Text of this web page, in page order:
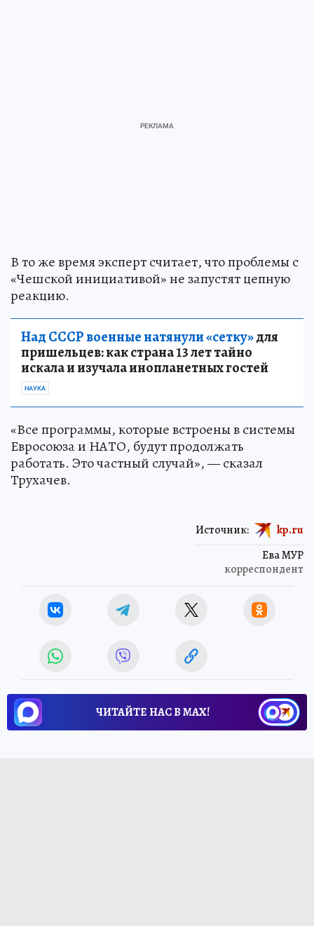
В то же время эксперт считает, что проблемы с
«Чешской инициативой» не запустят цепную
реакцию.
Над СССР военные натянули «сетку»для
пришельцев: как страна 13 лет тайно
искала и изучала инопланетных гостей
НАУКА
«Все программы, которые встроены в системы
Евросоюза и НАТО, будут продолжать
работать. Это частный случай», — сказал
Трухачев.
Ева МУР
корреспондент
Источник: kp.ru
ЧИТАЙТЕ НАС В МАХ!